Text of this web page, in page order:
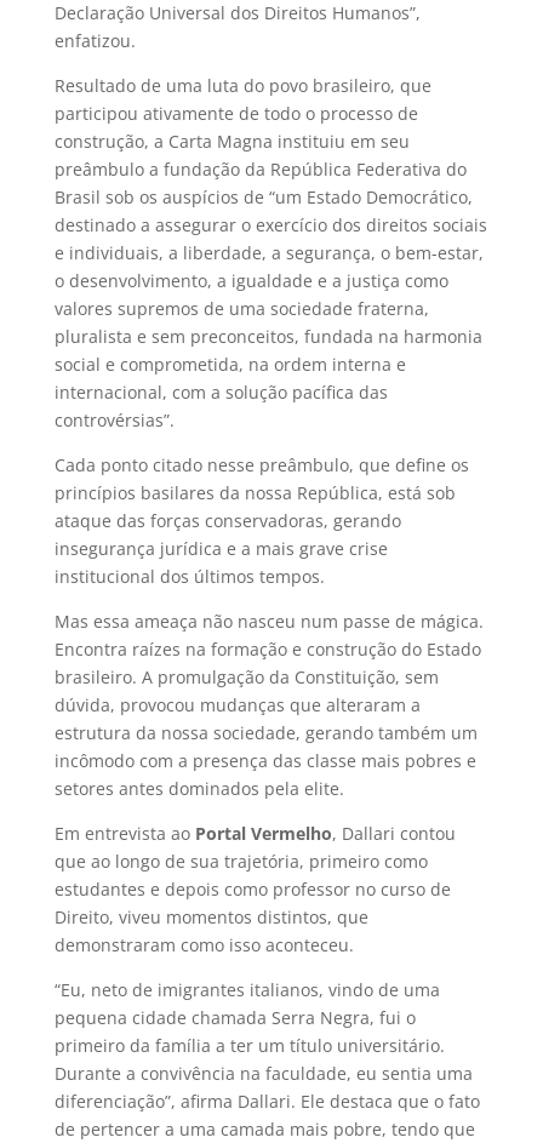
Declaração Universal dos Direitos Humanos”,
enfatizou.
Resultado de uma luta do povo brasileiro, que
participou ativamente de todo o processo de
construção, a Carta Magna instituiu em seu
preâmbulo a fundação da República Federativa do
Brasil sob os auspícios de “um Estado Democrático,
destinado a assegurar o exercício dos direitos sociais
e individuais, a liberdade, a segurança, o bem-estar,
o desenvolvimento, a igualdade e a justiça como
valores supremos de uma sociedade fraterna,
pluralista e sem preconceitos, fundada na harmonia
social e comprometida, na ordem interna e
internacional, com a solução pacífica das
controvérsias”.
Cada ponto citado nesse preâmbulo, que define os
princípios basilares da nossa República, está sob
ataque das forças conservadoras, gerando
insegurança jurídica e a mais grave crise
institucional dos últimos tempos.
Mas essa ameaça não nasceu num passe de mágica.
Encontra raízes na formação e construção do Estado
brasileiro. A promulgação da Constituição, sem
dúvida, provocou mudanças que alteraram a
estrutura da nossa sociedade, gerando também um
incômodo com a presença das classe mais pobres e
setores antes dominados pela elite.
Em entrevista ao Portal Vermelho, Dallari contou
que ao longo de sua trajetória, primeiro como
estudantes e depois como professor no curso de
Direito, viveu momentos distintos, que
demonstraram como isso aconteceu.
“Eu, neto de imigrantes italianos, vindo de uma
pequena cidade chamada Serra Negra, fui o
primeiro da família a ter um título universitário.
Durante a convivência na faculdade, eu sentia uma
diferenciação”, afirma Dallari. Ele destaca que o fato
de pertencer a uma camada mais pobre, tendo que